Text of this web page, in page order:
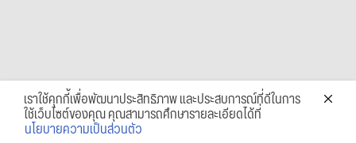
เราใช้คุกกี้เพื่อพัฒนาประสิทธิภาพ และประสบการณ์ที่ดีในการ
ใช้เว็บไซต์ของคุณ คุณสามารถศึกษารายละเอียดได้ที่
นโยบายความเป็นส่วนตัว